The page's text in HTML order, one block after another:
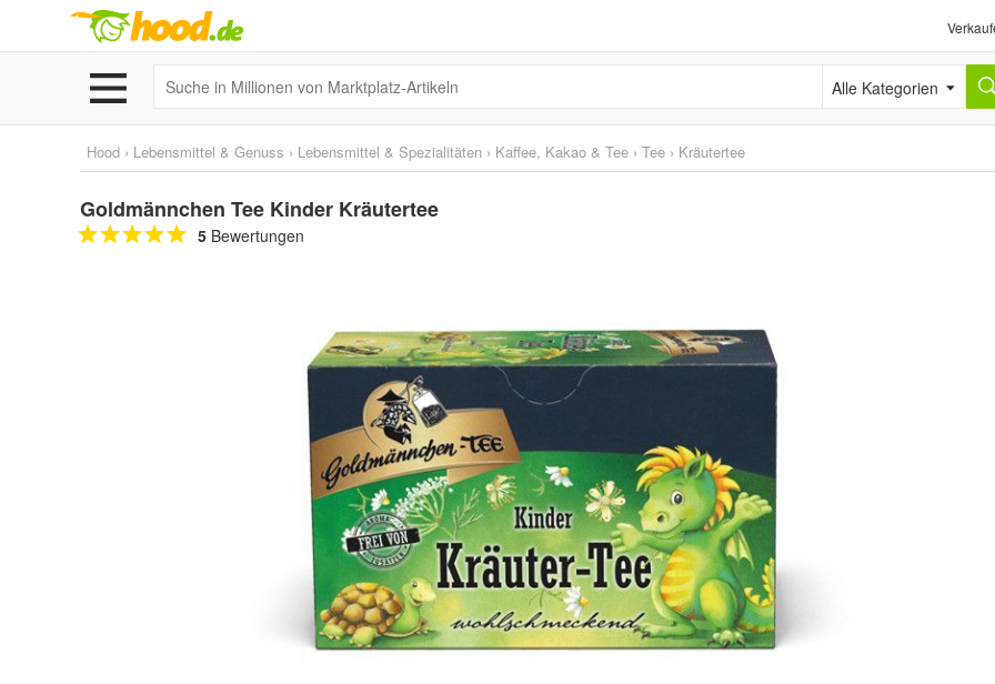
Alle Kategorien
Hood › Lebensmittel & Genuss › Lebensmittel & Spezialitäten › Kaffee, Kakao & Tee › Tee › Kräutertee
Goldmännchen Tee Kinder Kräutertee
5 Bewertungen